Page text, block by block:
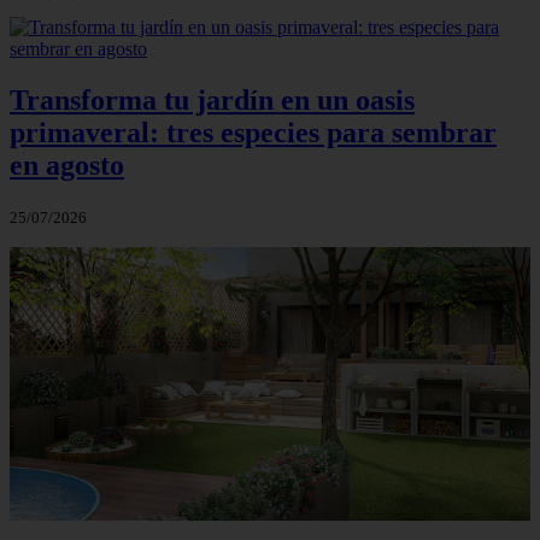
Transforma tu jardín en un oasis
primaveral: tres especies para sembrar
en agosto
25/07/2026